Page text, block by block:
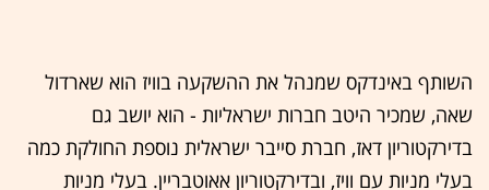
השותף באינדקס שמנהל את ההשקעה בוויז הוא שארדול
שאה, שמכיר היטב חברות ישראליות - הוא יושב גם
בדירקטוריון דאז, חברת סייבר ישראלית נוספת החולקת כמה
בעלי מניות עם וויז, ובדירקטוריון אאוטבריין. בעלי מניות